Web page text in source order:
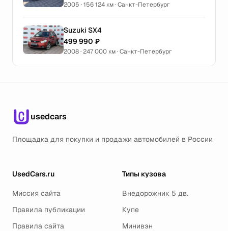
2005 · 156 124 км · Санкт-Петербург
Suzuki SX4
499 990 ₽
2008 · 247 000 км · Санкт-Петербург
usedcars
Площадка для покупки и продажи автомобилей в России
UsedCars.ru
Миссия сайта
Правила публикации
Правила сайта
Типы кузова
Внедорожник 5 дв.
Купе
Минивэн